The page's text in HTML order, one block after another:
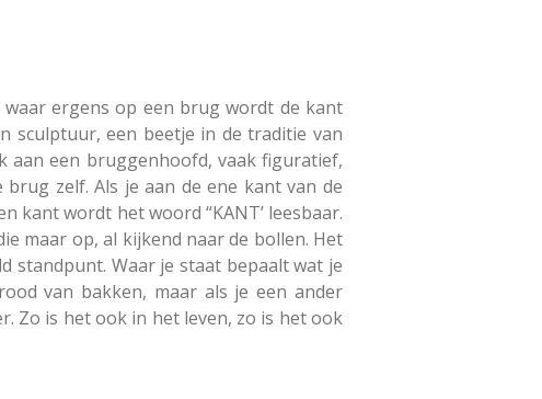
waar ergens op een brug wordt de kant
sculptuur, een beetje in de traditie van
aan een bruggenhoofd, vaak figuratief,
zelf. Als je aan de ene kant van de
kant wordt het woord “KANT’ leesbaar.
maar op, al kijkend naar de bollen. Het
standpunt. Waar je staat bepaalt wat je
van bakken, maar als je een ander
Zo is het ook in het leven, zo is het ook